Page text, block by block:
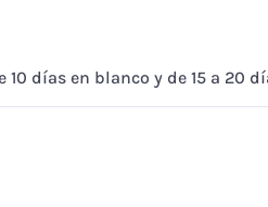
10 días en blanco y de 15 a 20